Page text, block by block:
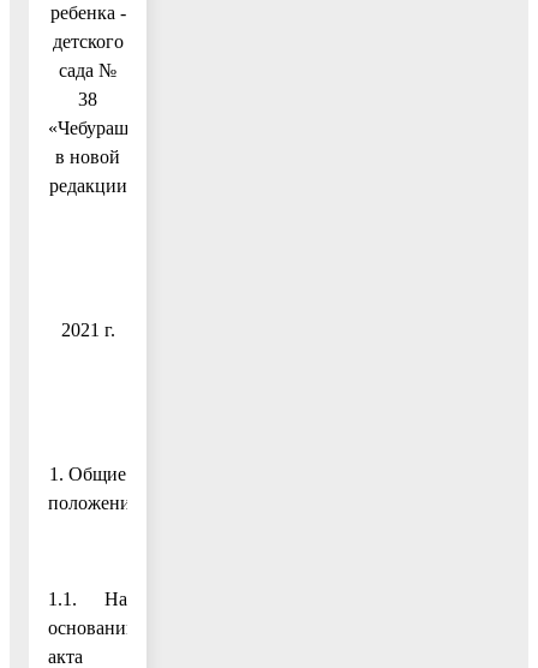
ребенка -
детского
сада №
38
«Чебурашка»
в новой
редакции
2021 г.
1. Общие
положения
1.1. На
основании
акта